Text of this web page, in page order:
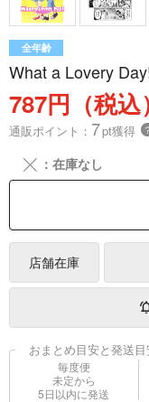
全年齢
What a Lovery
787円（税込
通販ポイント： 7pt獲得
╳ ：在庫なし
店舗在庫
おまとめ目安と発送目
毎度便
未定から
5日以内に発送